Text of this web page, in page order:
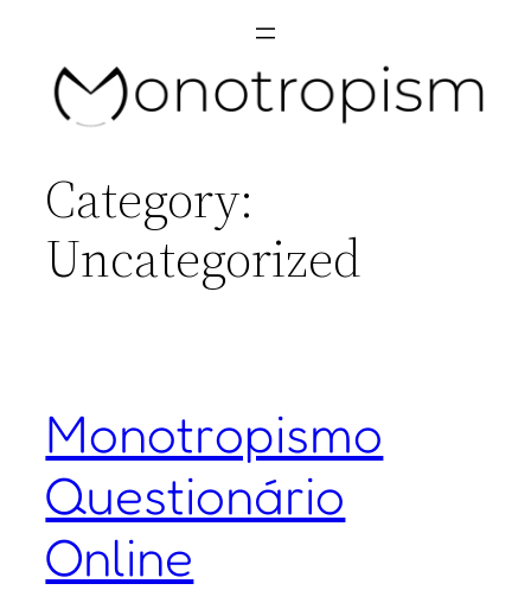
content
Category:
Uncategorized
Monotropismo
Questionário
Online